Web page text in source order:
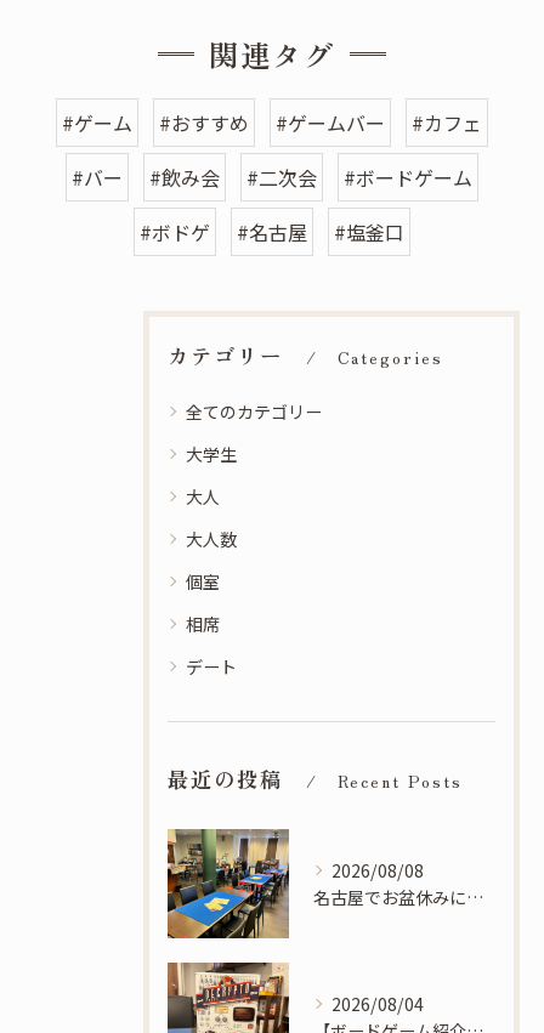
関連タグ
#ゲーム #おすすめ #ゲームバー
#カフェ
#バー
#飲み会 #二次会
#ボードゲーム
#ボドゲ
#名古屋 #塩釜口
カテゴリー Categories
全てのカテゴリー
大学生
大人
大人数
個室
相席
デート
最近の投稿 Recent Posts
2026/08/08
名古屋でお盆休みに遊ぶならSoLaCeへ！滑り込み予約も歓迎です！
2026/08/04